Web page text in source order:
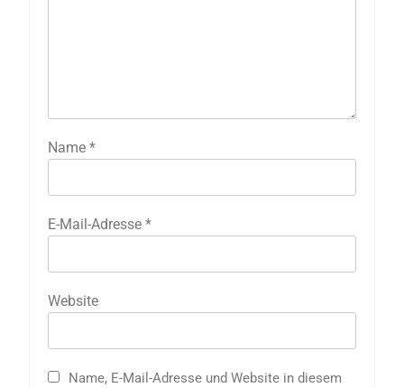
Name *
E-Mail-Adresse *
Website
Name, E-Mail-Adresse und Website in diesem